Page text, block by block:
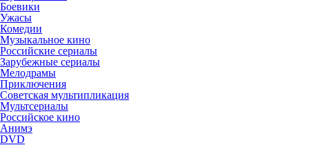
Боевики
Ужасы
Комедии
Музыкальное кино
Российские сериалы
Зарубежные сериалы
Мелодрамы
Приключения
Советская мультипликация
Мультсериалы
Российское кино
Анимэ
DVD